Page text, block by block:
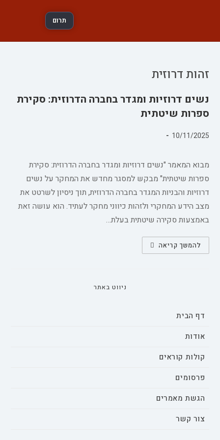
תרום
זהות דרוזית
נשים דרוזיות ומגדר בחברה הדרוזית: סקירת
ספרות שיטתית
פורסם:
10/11/2025
מבוא המאמר "נשים דרוזיות ומגדר בחברה הדרוזית: סקירת
ספרות שיטתית" מבקש למסגר מחדש את המחקר על נשים
דרוזיות והבניות המגדר בחברה הדרוזית, תוך ניסיון לשרטט את
מצב הידע המחקרי ולזהות כיווני מחקר לעתיד. הוא עושה זאת
באמצעות סקירה שיטתית בעלת…
להמשך קריאהנשים
דרוזיות
ניווט באתר
דף הבית
אודות
קולות קוראים
פרסומים
הגשת מאמרים
צור קשר